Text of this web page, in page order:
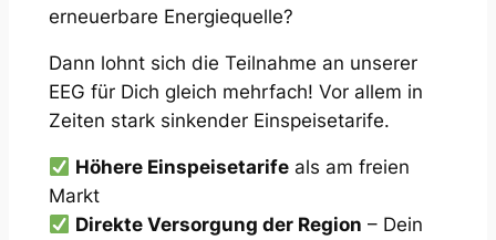
erneuerbare Energiequelle?
Dann lohnt sich die Teilnahme an unserer
EEG für Dich gleich mehrfach! Vor allem in
Zeiten stark sinkender Einspeisetarife.
Höhere Einspeisetarifeals am freien
Markt
Direkte Versorgung der Region – Dein